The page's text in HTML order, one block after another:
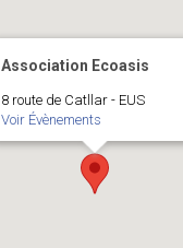
Association Ecoasis
8 route de Catllar - EUS
Voir Évènements